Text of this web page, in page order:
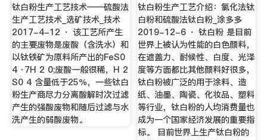
钛白粉生产工艺技术——硫酸法
生产工艺技术_选矿技术_技术
2017-4-12 · 该工艺所产生
的主要废物是废酸（含洗水）和
以钛铁矿为原料所产出的FeS0
4 ·7H 2 0;废酸一般很稀，H 2
S0 4 含量低于25％，一些钛白
粉生产商尽力分离酸解时次过滤
产生的强酸废物和随后过滤与水
洗产生的弱酸废物。
钛白粉生产工艺介绍：氯化法钛
白粉和硫酸法钛白粉_涂多多
2019-12-6 · 钛白粉 是目前
世界上被认为性能的白色颜料，
在遮盖力、耐候性、白度、光泽
度等方面都比其他颜料好很多，
钛白粉被广泛的用于涂料、造
纸、油墨、陶瓷、化妆品、塑料
等行业，钛白粉的人均消费量也
成为一个国家经济发展的重要指
标。 目前世界上生产钛白粉的